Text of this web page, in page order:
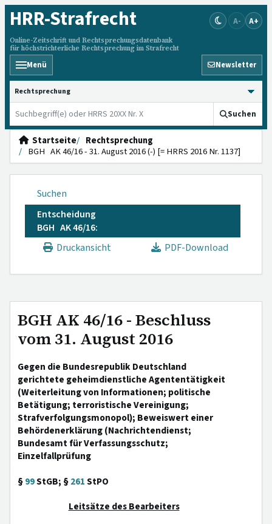
HRR-Strafrecht
Online-Zeitschrift und Rechtsprechungsdatenbank
für höchstrichterliche Rechtsprechung im Strafrecht
A- A+
Menü Newsletter
HRRS durchsuchen
Suchen
Startseite
Rechtsprechung
BGH AK 46/16 - 31. August 2016 (-) [= HRRS 2016 Nr. 1137]
Suchen
Entscheidung
BGH AK 46/16:
Druckansicht
PDF-Download
BGH AK 46/16 - Beschluss
vom 31. August 2016
Gegen die Bundesrepublik Deutschland
gerichtete geheimdienstliche Agententätigkeit
(Weiterleitung von Informationen; politische
Betätigung; terroristische Vereinigung;
Strafverfolgungsmonopol); Beweiswert einer
Behördenerklärung (Nachrichtendienst;
Bundesamt für Verfassungsschutz;
Einzelfallprüfung
§99StGB; §261StPO
Leitsätze des Bearbeiters